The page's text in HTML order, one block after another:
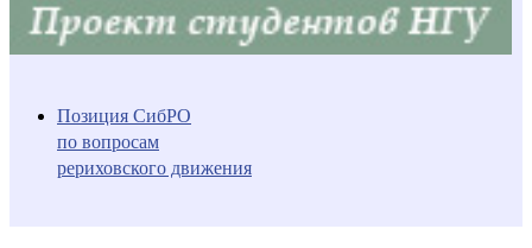
Позиция СибРО
по вопросам
рериховского движения